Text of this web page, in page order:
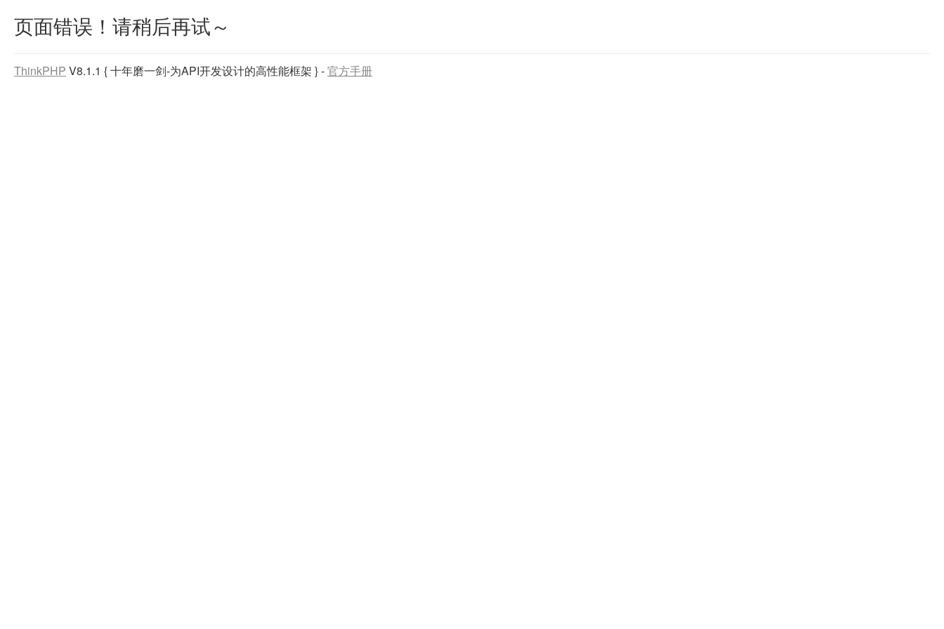
页面错误！请稍后再试～
ThinkPHP V8.1.1 { 十年磨一剑-为API开发设计的高性能框架 }-官方手册